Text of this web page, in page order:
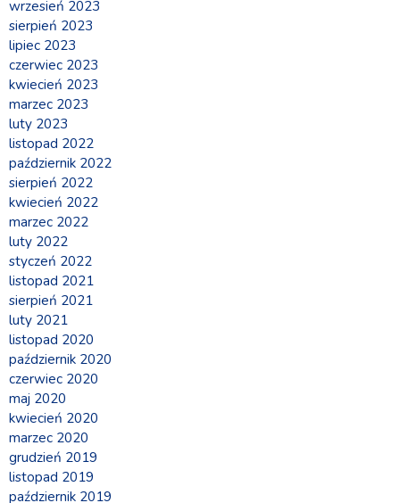
wrzesień 2023
sierpień 2023
lipiec 2023
czerwiec 2023
kwiecień 2023
marzec 2023
luty 2023
listopad 2022
październik 2022
sierpień 2022
kwiecień 2022
marzec 2022
luty 2022
styczeń 2022
listopad 2021
sierpień 2021
luty 2021
listopad 2020
październik 2020
czerwiec 2020
maj 2020
kwiecień 2020
marzec 2020
grudzień 2019
listopad 2019
październik 2019